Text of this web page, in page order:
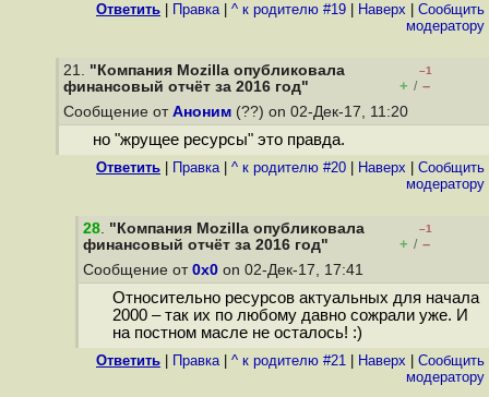
Ответить Правка| ^ к родителю #19 Наверх
Cообщить
модератору
21. "Компания Mozilla опубликовала
финансовый отчёт за 2016 год"
–1
+ / –
Сообщение от Аноним (??) on 02-Дек-17, 11:20
но "жрущее ресурсы" это правда.
Ответить Правка| ^ к родителю #20 Наверх
Cообщить
модератору
28. "Компания Mozilla опубликовала
финансовый отчёт за 2016 год"
–1
+ / –
Сообщение от 0x0 on 02-Дек-17, 17:41
Относительно ресурсов актуальных для начала
2000 ‒ так их по любому давно сожрали уже. И
на постном масле не осталось! :)
Ответить Правка| ^ к родителю #21 Наверх
Cообщить
модератору